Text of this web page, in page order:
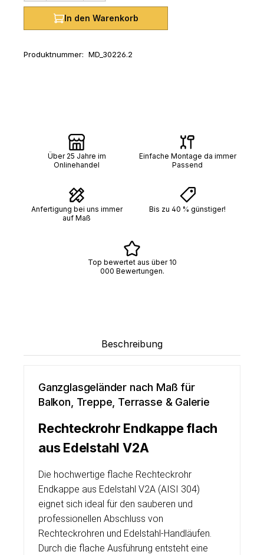
In den Warenkorb
Produktnummer: MD_30226.2
Über 25 Jahre im
Onlinehandel
Einfache Montage da immer
Passend
Anfertigung bei uns immer
auf Maß
Bis zu 40 % günstiger!
Top bewertet aus über 10
000 Bewertungen.
Beschreibung
Ganzglasgeländer nach Maß für
Balkon, Treppe, Terrasse & Galerie
Rechteckrohr Endkappe flach
aus Edelstahl V2A
Die hochwertige flache Rechteckrohr
Endkappe aus Edelstahl V2A (AISI 304)
eignet sich ideal für den sauberen und
professionellen Abschluss von
Rechteckrohren und Edelstahl-Handläufen.
Durch die flache Ausführung entsteht eine